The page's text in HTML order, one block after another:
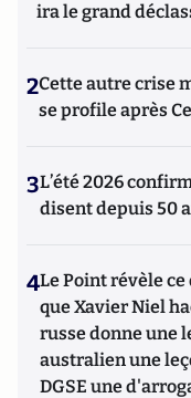
ira le grand
2Cette autre crise
se profile après
3L’été 2026
disent depuis 50
4Le Point révèle
que Xavier Niel
russe donne une
australien une
DGSE une